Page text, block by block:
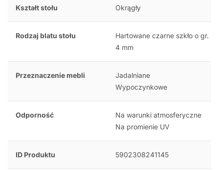
Kształt stołu Okrągły
Rodzaj blatu stołu
Hartowane czarne szkło o gr.
4 mm
Przeznaczenie mebli
Jadalniane
Wypoczynkowe
Odporność
Na warunki atmosferyczne
Na promienie UV
ID Produktu 5902308241145